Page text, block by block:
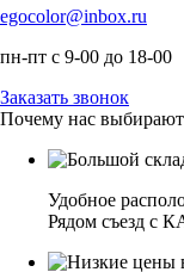
egocolor@inbox.ru
пн-пт с 9-00 до 18-00
Заказать звонок
Почему нас выбирают
Удобное
Рядом съезд с